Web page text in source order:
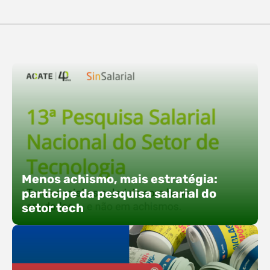
O Polo ACATE-ACIRS confirma presença na
direta: transformar o espaço em um ponto ativo
de conexões e oportunidades. Ao lado do polo, 13
empresas associadas integram o espaço tech,
que estará conectado a um dos palcos
alternativos do evento. A presença conjunta
fortalece o ecossistema e amplia…
Menos achismo, mais estratégia:
participe da pesquisa salarial do
setor tech